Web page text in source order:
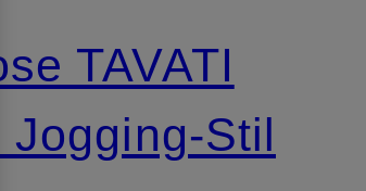
TAVATI
Jogging-Stil